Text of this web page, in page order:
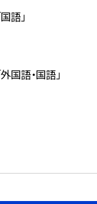
語」
語・国語」